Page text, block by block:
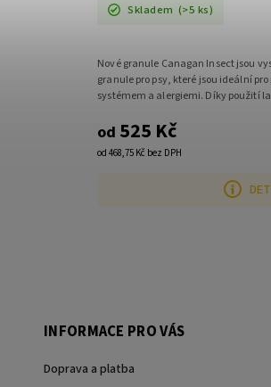
Skladem (>5 ks)
od 468,75 Kč bez DPH
od 525 Kč
Nové granule Canagan Insect jsou
granule pro psy, které jsou ideální
systémem a alergiemi. Díky použití
INFORMACE PRO VÁS
Doprava a platba